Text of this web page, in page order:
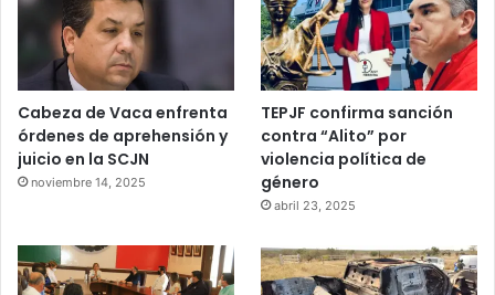
Cabeza de Vaca enfrenta
órdenes de aprehensión y
juicio en la SCJN
noviembre 14, 2025
TEPJF confirma sanción
contra “Alito” por
violencia política de
género
abril 23, 2025